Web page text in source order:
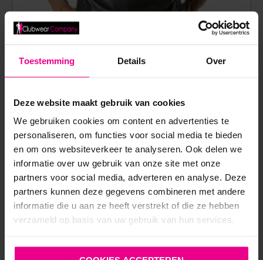
Toestemming Details Over
Deze website maakt gebruik van cookies
We gebruiken cookies om content en advertenties te
personaliseren, om functies voor social media te bieden
en om ons websiteverkeer te analyseren. Ook delen we
informatie over uw gebruik van onze site met onze
partners voor social media, adverteren en analyse. Deze
partners kunnen deze gegevens combineren met andere
informatie die u aan ze heeft verstrekt of die ze hebben
verzameld op basis van uw gebruik van hun services.
LEER – ZWART
Op voorraad
€